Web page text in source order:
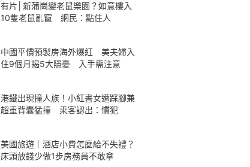
有片│新蒲崗變老鼠樂園？如意樓入
10隻老鼠亂竄 網民：點住人
中國平價預製房海外爆紅 美夫婦入
住9個月揭5大隱憂 入手需注意
港鐵出現撞人族！小紅書女遭踩腳兼
超重背囊猛撞 乘客認出：慣犯
美國旅遊｜酒店小費怎麼給不失禮？
床頭放錢少做1步房務員不敢拿